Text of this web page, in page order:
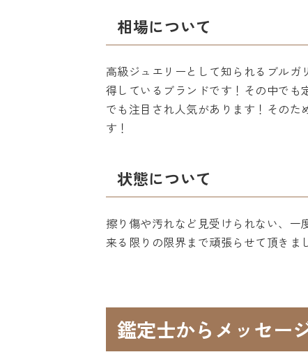
相場について
高級ジュエリーとして知られるブル
得しているブランドです！その中でも
でも注目され人気があります！その
す！
状態について
擦り傷や汚れなど見受けられない、
来る限りの限界まで頑張らせて頂きま
鑑定士からメッセー